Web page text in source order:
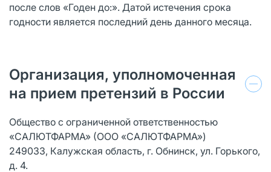
после слов «Годен до:». Датой истечения срока
годности является последний день данного месяца.
Организация, уполномоченная
на прием претензий в России
Общество с ограниченной ответственностью
«САЛЮТФАРМА» (ООО «САЛЮТФАРМА»)
249033, Калужская область, г. Обнинск, ул. Горького,
д. 4.